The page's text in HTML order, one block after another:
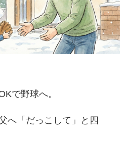
で野球へ。
へ「だっこして」と四